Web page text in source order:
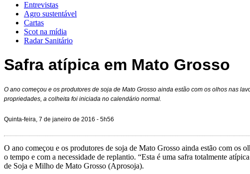
Entrevistas
Agro sustentável
Cartas
Scot na mídia
Radar Sanitário
Safra atípica em Mato Grosso
O ano começou e os produtores de soja de Mato Grosso ainda estão com os olhos nas
propriedades, a colheita foi iniciada no calendário normal.
Quinta-feira, 7 de janeiro de 2016 - 5h56
O ano começou e os produtores de soja de Mato Grosso ainda estão com os
o tempo e com a necessidade de replantio. “Esta é uma safra totalmente
de Soja e Milho de Mato Grosso (Aprosoja).